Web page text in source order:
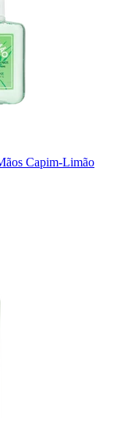
Capim-Limão